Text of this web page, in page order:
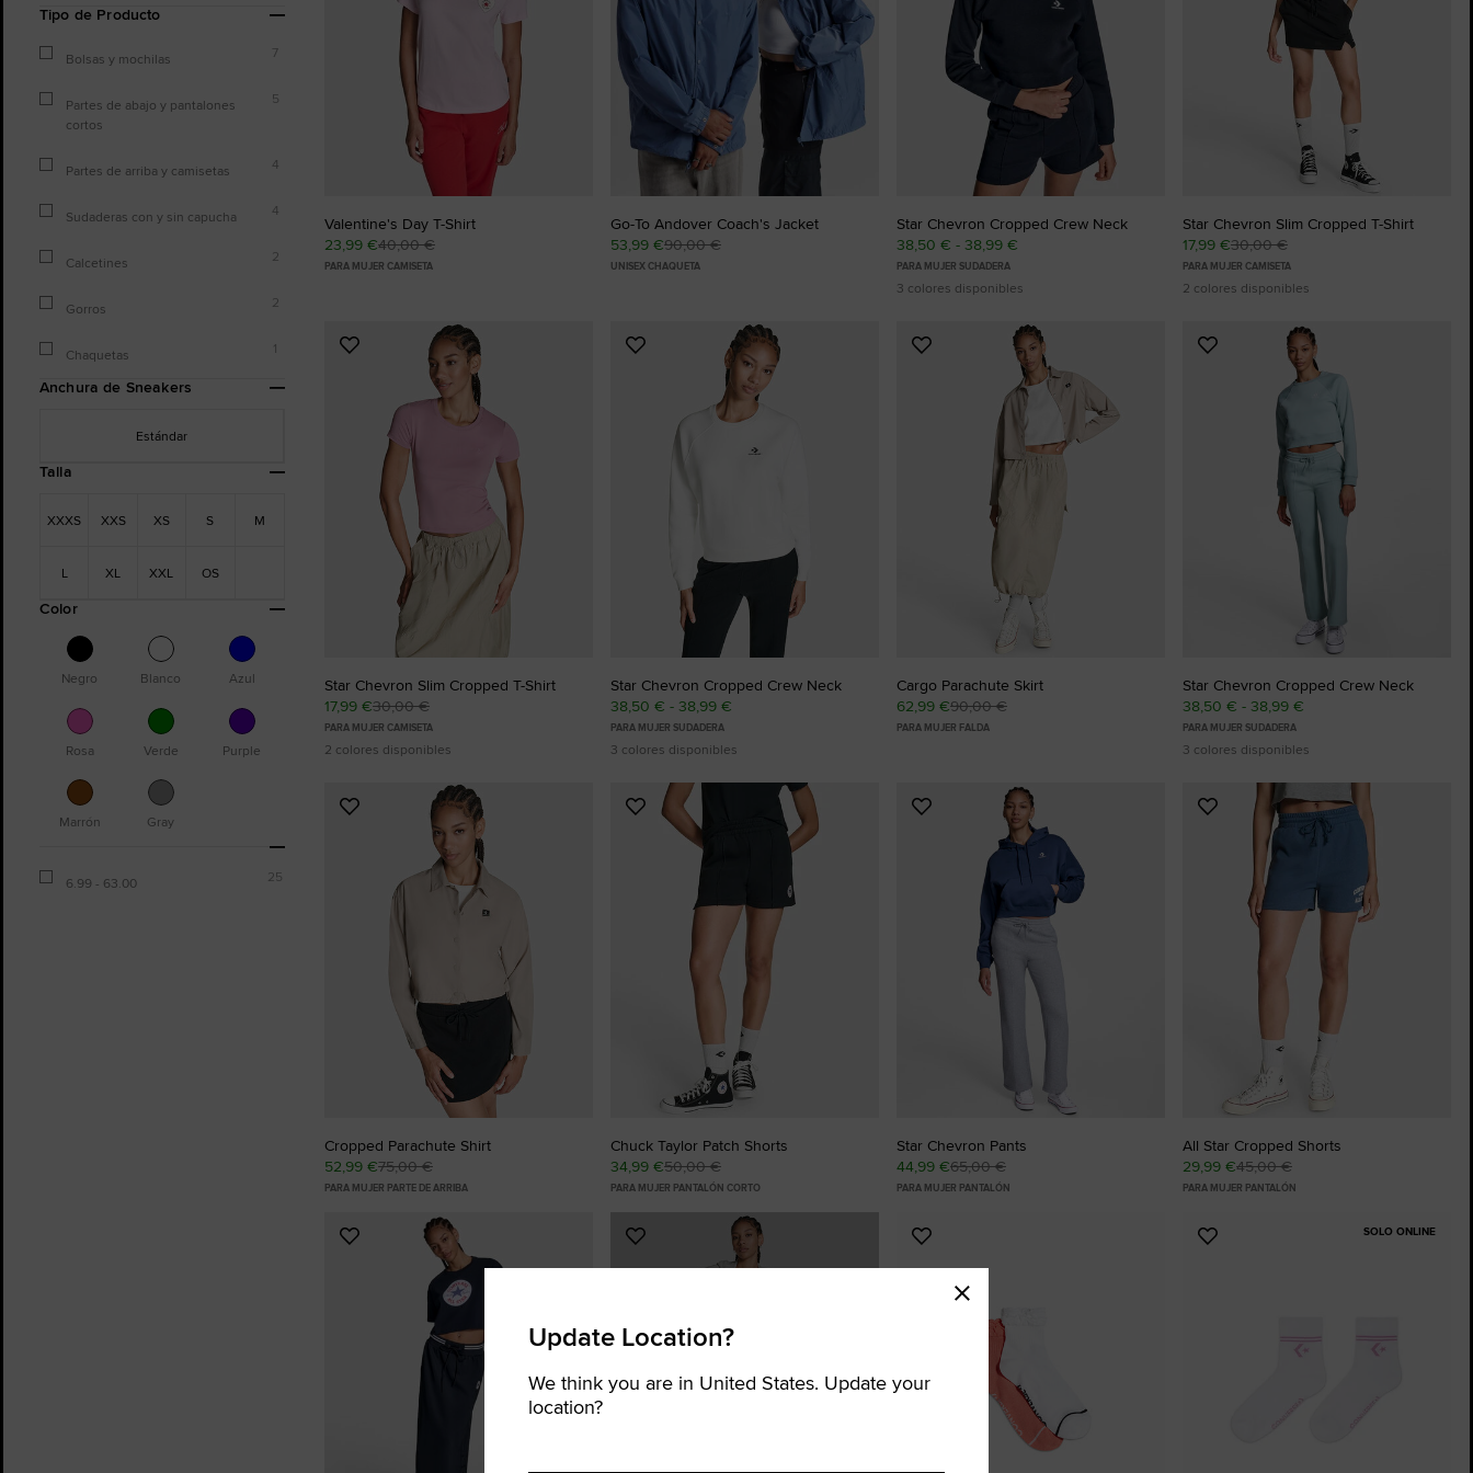
RUN STAR CRUSH
Más Atrevidas. Más Llamativas. Más Únicas.
Comprar
The Chuck Taylor All Star
Solo Un Zapato. Hasta Que Te Lo
Tipo de Producto
Bolsas y mochilas 7
Partes de abajo y pantalones
cortos
5
Partes de arriba y camisetas 4
Sudaderas con y sin capucha 4
Calcetines 2
Gorros 2
Chaquetas 1
Anchura de Sneakers
Estándar
Talla
XXXS XXS XS S M
L XL XXL OS
Color
Negro Blanco Azul
Rosa Verde Purple
Marrón Gray
6.99 - 63.00 25
Valentine's Day T-Shirt
23,99 €40,00 €
PARA MUJER CAMISETA
Go-To Andover Coach's Jacket
53,99 €90,00 €
UNISEX CHAQUETA
Star Chevron Cropped Crew Neck
38,50 € - 38,99 €
PARA MUJER SUDADERA
3 colores disponibles
Star Chevron Slim Cropped T-Shirt
17,99 €30,00 €
PARA MUJER CAMISETA
2 colores disponibles
Añadir
Favoritos
Star Chevron Slim Cropped T-Shirt
17,99 €30,00 €
PARA MUJER CAMISETA
2 colores disponibles
Añadir
Star Chevron Cropped Crew Neck
38,50 € - 38,99 €
PARA MUJER SUDADERA
3 colores disponibles
Añadir
Cargo Parachute Skirt
62,99 €90,00 €
PARA MUJER FALDA
Añadir
Favoritos
Star Chevron Cropped Crew Neck
38,50 € - 38,99 €
PARA MUJER SUDADERA
3 colores disponibles
Añadir
Cropped Parachute Shirt
52,99 €75,00 €
PARA MUJER PARTE DE ARRIBA
Añadir
Favoritos
Chuck Taylor Patch Shorts
34,99 €50,00 €
PARA MUJER PANTALÓN CORTO
Añadir
Favoritos
Star Chevron Pants
44,99 €65,00 €
PARA MUJER PANTALÓN
Añadir
Favoritos
All Star Cropped Shorts
29,99 €45,00 €
PARA MUJER PANTALÓN
Añadir
AGOTADO
Añadir
a
Añadir
a
Favoritos
SOLO ONLINE
Añadir
Update Location?
We think you are in United States. Update your
location?